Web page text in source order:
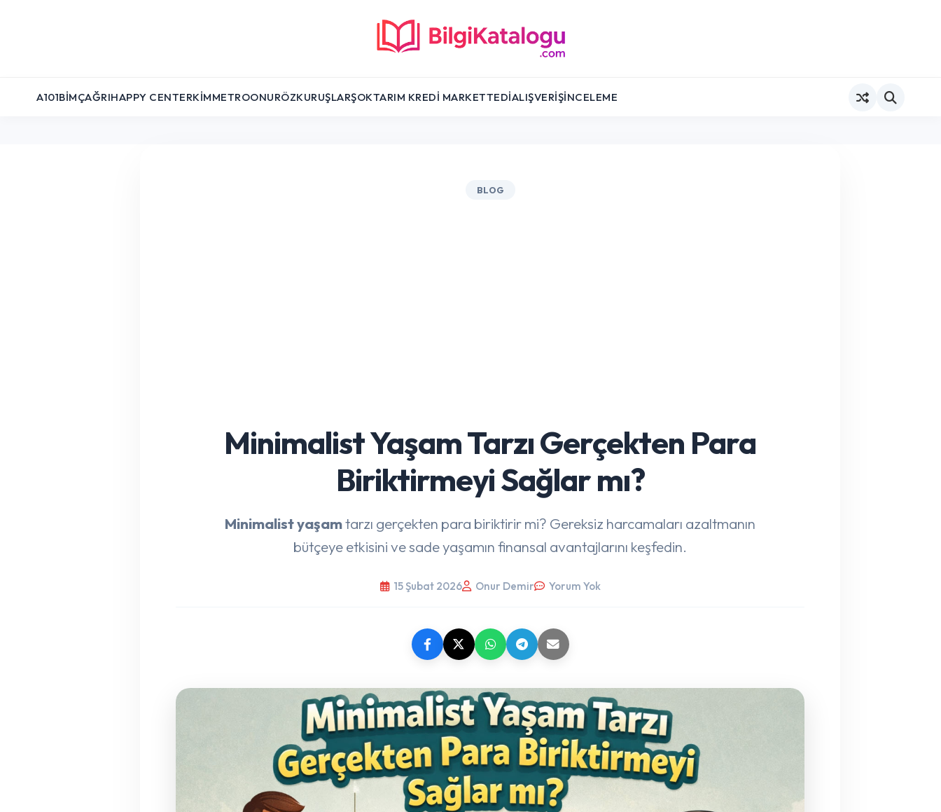
A101BIMÇAĞRIHAPPY CENTERKIMMETROONURÖZKURUŞLARŞOKTARIM KREDI MARKETTEDIALIŞVERIŞİNCELEME
BLOG
Minimalist Yaşam Tarzı Gerçekten Para
Biriktirmeyi Sağlar mı?
Minimalist yaşamtarzı gerçekten para biriktirir mi? Gereksiz harcamaları azaltmanın
bütçeye etkisini ve sade yaşamın finansal avantajlarını keşfedin.
15 Şubat 2026 Onur Demir Yorum Yok